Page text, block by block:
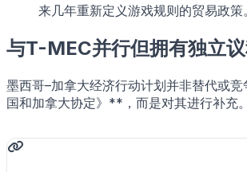
来几年重新定义游戏规则的贸易政策。
与T-MEC并行但拥有独立议
墨西哥–加拿大经济行动计划并非替代或
国和加拿大协定》**，而是对其进行补充